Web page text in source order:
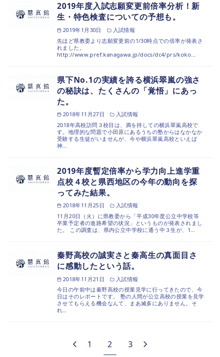
2019年度入試志願変更前倍率分析！新
生・特色検査についての予想も。
2019年1月30日
入試情報
先ほど県教委より志願変更前の1/30時点での倍率が発表さ
れました。
http://www.pref.kanagawa.jp/docs/dc4/prs/koko…
県下No.1の実績を誇る横浜翠嵐の強さ
の秘訣は、たくさんの「覚悟」にあっ
た。
2018年11月27日
入試情報
2018年高校訪問３校目は、満を持しての横浜翠嵐高校で
す。地理的な問題で小田原にあるうちの塾からはなかなか
受験する生徒がいませんが、今や横浜翠嵐高校といえば
神…
2019年度暫定倍率から学力向上進学重
点校４校と県西地区の今年の動向を探
ってみた結果。
2018年11月25日
入試情報
11月20日（火）に県教委から「平成30年度公立中学校等
卒業予定者の進路希望の状況」というものが発表されまし
た。 この調査は、県内公立中学校に通う中３生が、1…
秦野高校の誠実さと秦高生の真面目さ
に感動したという話。
2018年11月21日
入試情報
今日の午前中は秦野高校の授業見学に行ってきたので、今
日はそのレポートです。 塾の人間が公立高校の授業を見学
させてもらえる機会なんて、まあ滅多にありません。そ
れ…
1 2 3